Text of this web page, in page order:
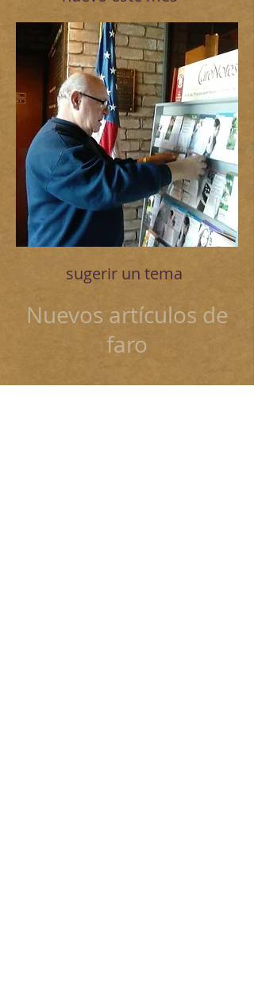
sugerir un tema
Nuevos artículos de
faro